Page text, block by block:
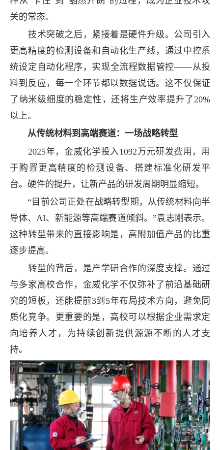
关的常态。
技术突破之后，紧接着是硬件升级。公司引入
更高精度的检测设备和自动化生产线，通过中控系
统设定自动化程序，实现全流程数据管控——从投
料到反应，每一个环节都以数据说话。这不仅保证
了纳米级细度的稳定性，还将生产效率提升了20%
以上。
从传统材料到高端赛道：一场战略转型
2025年，金威化学投入1092万元研发费用，用
于购置更高精度的检测设备、搭建标准化研发平
台。硬件的提升，让新产品的研发周期明显缩短。
“目前公司正处在战略转型期，从传统材料向半
导体、AI、新能源等高端赛道倾斜。”袁志刚表示。
这种转型带来的直接影响是，高附加值产品的比重
逐步提高。
转型的背后，是产学研合作的深度支撑。通过
与多家高校合作，金威化学不仅弥补了前沿基础研
究的短板，还能提前3到5年布局技术方向，避免同
质化竞争。更重要的是，高校可以根据企业需求定
向培养人才，为持续创新提供源源不断的人才支
持。